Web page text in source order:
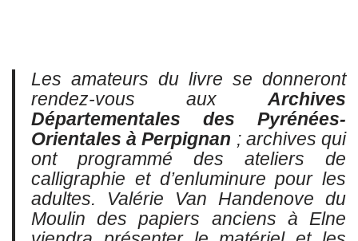
Les amateurs du livre se donneront
rendez-vous aux Archives
Départementales des Pyrénées-
Orientales à Perpignan ; archives qui
ont programmé des ateliers de
calligraphie et d’enluminure pour les
adultes. Valérie Van Handenove du
Moulin des papiers anciens à Elne